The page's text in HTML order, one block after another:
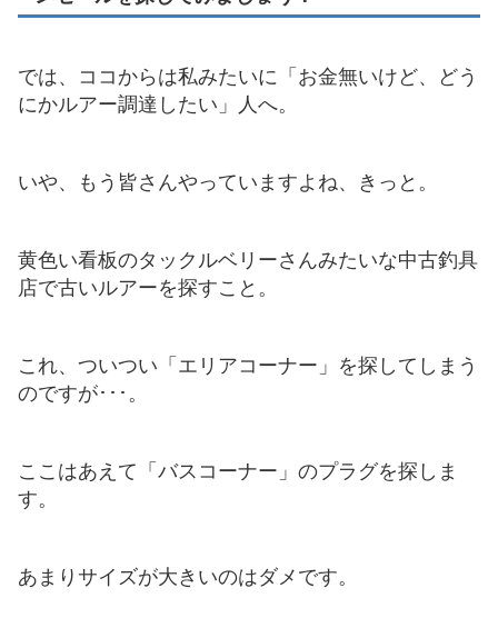
では、ココからは私みたいに「お金無いけど、どう
にかルアー調達したい」人へ。
いや、もう皆さんやっていますよね、きっと。
黄色い看板のタックルベリーさんみたいな中古釣具
店で古いルアーを探すこと。
これ、ついつい「エリアコーナー」を探してしまう
のですが･･･。
ここはあえて「バスコーナー」のプラグを探しま
す。
あまりサイズが大きいのはダメです。